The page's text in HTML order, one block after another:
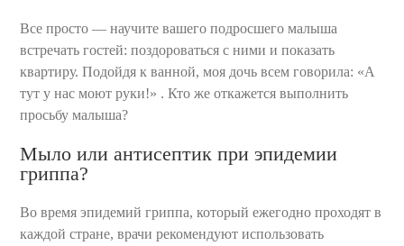
Все просто — научите вашего подросшего малыша
встречать гостей: поздороваться с ними и показать
квартиру. Подойдя к ванной, моя дочь всем говорила: «А
тут у нас моют руки!» . Кто же откажется выполнить
просьбу малыша?
Мыло или антисептик при эпидемии
гриппа?
Во время эпидемий гриппа, который ежегодно проходят в
каждой стране, врачи рекомендуют использовать